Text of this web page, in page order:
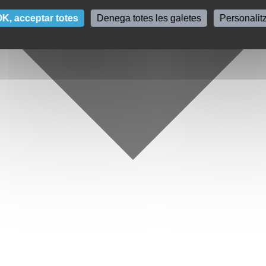
acceptar totes Denega totes les galetes